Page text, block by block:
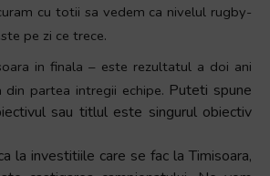
cu totii sa vedem ca nivelul rugby-
pe zi ce trece.
in finala – este rezultatul a doi ani
din partea intregii echipe. Puteti spune
sau titlul este singurul obiectiv
la investitiile care se fac la Timisoara,